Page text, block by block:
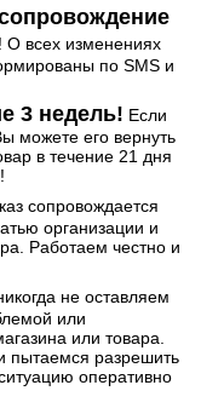
О всех изменениях
по SMS и
3 недель! Если
можете его вернуть
в течение 21 дня
сопровождается
организации и
Работаем честно и
не оставляем
или
или товара.
пытаемся разрешить
оперативно